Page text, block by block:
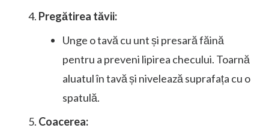
Pregătirea tăvii:
Unge o tavă cu unt și presară făină
pentru a preveni lipirea checului. Toarnă
aluatul în tavă și nivelează suprafața cu o
spatulă.
Coacerea: